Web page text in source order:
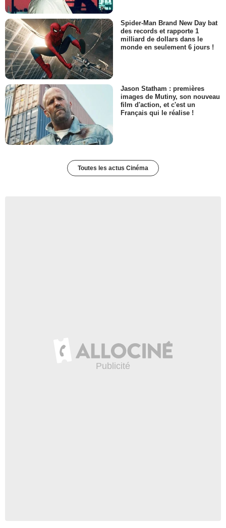
Spider-Man Brand New Day bat
des records et rapporte 1
milliard de dollars dans le
monde en seulement 6 jours !
Jason Statham : premières
images de Mutiny, son nouveau
film d'action, et c'est un
Français qui le réalise !
Toutes les actus Cinéma